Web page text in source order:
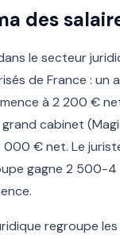
des
le secteur
de France : un
à 2 200 €
cabinet
000 € net. Le
gagne 2 500-
regroupe